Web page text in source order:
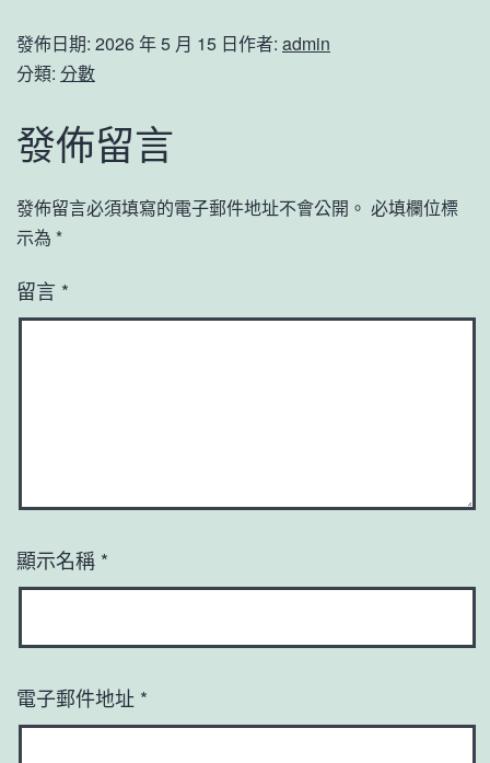
發佈日期: 2026 年 5 月 15 日作者: admin
分類: 分數
發佈留言
發佈留言必須填寫的電子郵件地址不會公開。 必填欄位標
示為 *
留言 *
顯示名稱 *
電子郵件地址 *